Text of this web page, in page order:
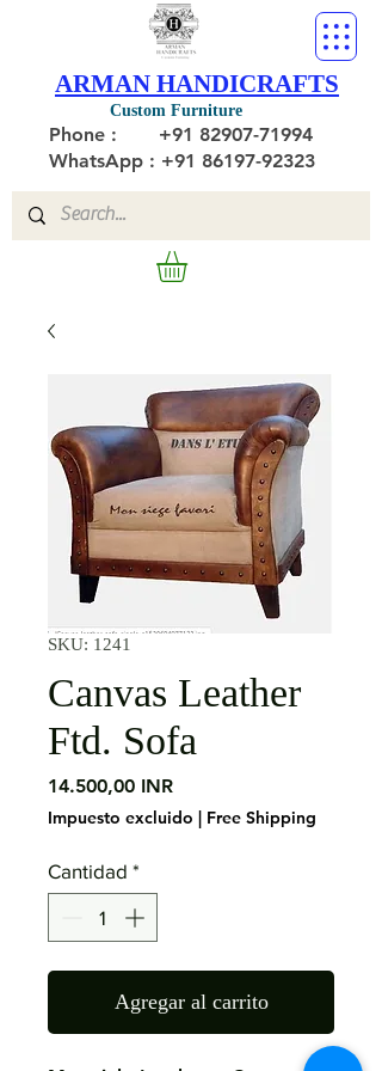
Custom Furniture
ARMAN HANDICRAFTS
Phone : +91 82907-71994
WhatsApp : +91 86197-92323
SKU: 1241
Canvas Leather
Ftd. Sofa
14.500,00 INRPrecio
Impuesto excluido | Free Shipping
Cantidad *
Agregar al carrito